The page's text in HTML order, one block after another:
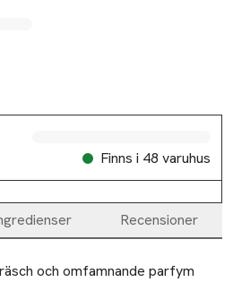
Finns i 48 varuhus
Recensioner
och omfamnande parfym